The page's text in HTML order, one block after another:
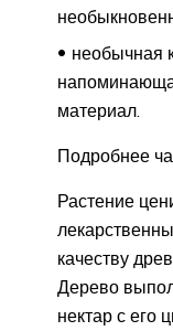
необычная
материал.
Подробнее
Растение
качеству
Дерево
нектар с его